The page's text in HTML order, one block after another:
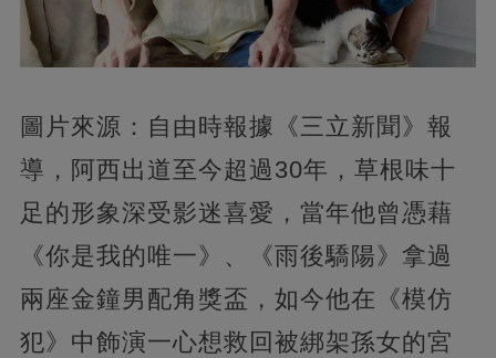
圖片來源：自由時報據《三立新聞》報
導， 阿西出道至今超過30年，草根味十
足的形象深受影迷喜愛，當年他曾憑藉
《你是我的唯一》、《雨後驕陽》拿過
兩座金鐘男配角獎盃，如今他在《模仿
犯》中飾演一心想救回被綁架孫女的宮